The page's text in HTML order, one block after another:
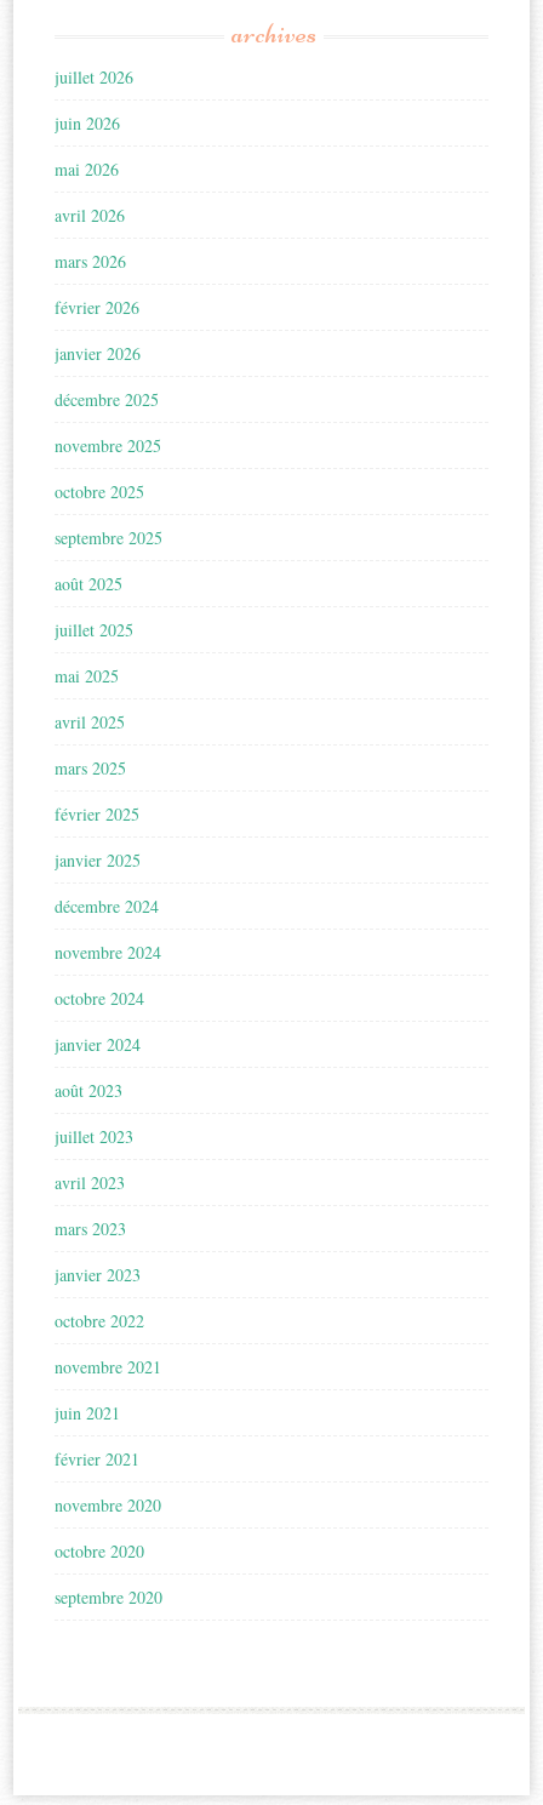
archives
juillet 2026
juin 2026
mai 2026
avril 2026
mars 2026
février 2026
janvier 2026
décembre 2025
novembre 2025
octobre 2025
septembre 2025
août 2025
juillet 2025
mai 2025
avril 2025
mars 2025
février 2025
janvier 2025
décembre 2024
novembre 2024
octobre 2024
janvier 2024
août 2023
juillet 2023
avril 2023
mars 2023
janvier 2023
octobre 2022
novembre 2021
juin 2021
février 2021
novembre 2020
octobre 2020
septembre 2020